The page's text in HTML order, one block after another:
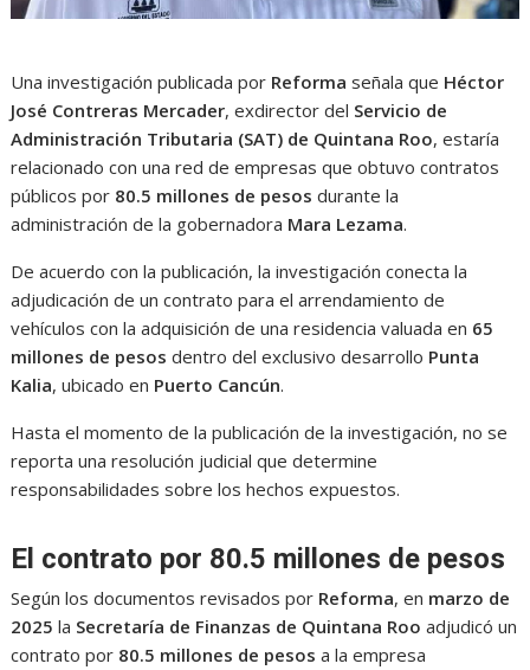
Una investigación publicada por Reforma señala que Héctor
José Contreras Mercader, exdirector del Servicio de
Administración Tributaria (SAT) de Quintana Roo, estaría
relacionado con una red de empresas que obtuvo contratos
públicos por 80.5 millones de pesos durante la
administración de la gobernadora Mara Lezama.
De acuerdo con la publicación, la investigación conecta la
adjudicación de un contrato para el arrendamiento de
vehículos con la adquisición de una residencia valuada en 65
millones de pesos dentro del exclusivo desarrollo Punta
Kalia, ubicado en Puerto Cancún.
Hasta el momento de la publicación de la investigación, no se
reporta una resolución judicial que determine
responsabilidades sobre los hechos expuestos.
El contrato por 80.5 millones de pesos
Según los documentos revisados por Reforma, en marzo de
2025 la Secretaría de Finanzas de Quintana Roo adjudicó un
contrato por 80.5 millones de pesos a la empresa